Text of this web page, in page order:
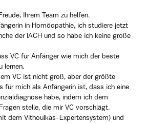
Ihrem Team zu helfen.
in Homöopathie, ich studiere jetzt
der IACH und so habe ich keine große
VC für Anfänger wie mich der beste
lernen.
VC ist nicht groß, aber der größte
für mich als Anfängerin ist, dass ich eine
habe, indem ich dem
stelle, die mir VC vorschlägt.
dem Vithoulkas-Expertensystem) und